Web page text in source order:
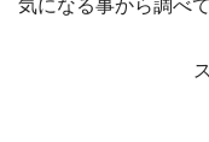
気になる事から調べ